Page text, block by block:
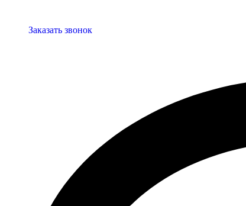
Заказать звонок